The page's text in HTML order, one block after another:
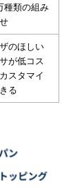
種類の組み
のほしい
が低コス
スタマイ
る